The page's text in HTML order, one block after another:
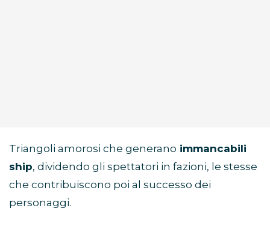
Triangoli amorosi che generano immancabili
ship, dividendo gli spettatori in fazioni, le stesse
che contribuiscono poi al successo dei
personaggi.